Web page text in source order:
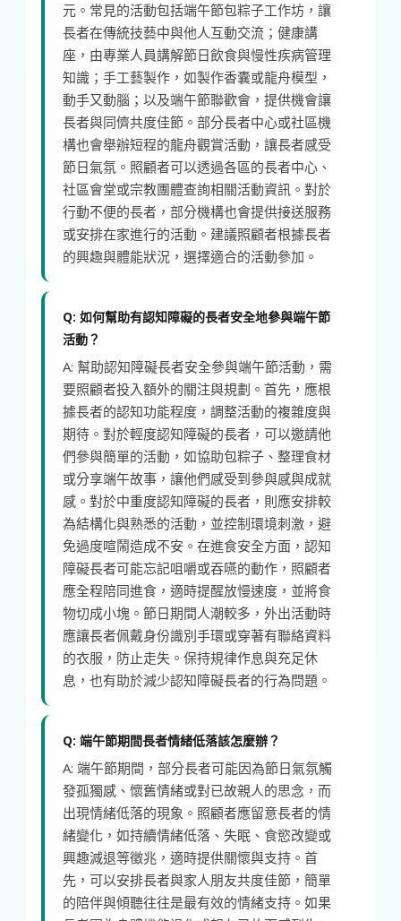
元。常見的活動包括端午節包粽子工作坊，讓
長者在傳統技藝中與他人互動交流；健康講
座，由專業人員講解節日飲食與慢性疾病管理
知識；手工藝製作，如製作香囊或龍舟模型，
動手又動腦；以及端午節聯歡會，提供機會讓
長者與同儕共度佳節。部分長者中心或社區機
構也會舉辦短程的龍舟觀賞活動，讓長者感受
節日氣氛。照顧者可以透過各區的長者中心、
社區會堂或宗教團體查詢相關活動資訊。對於
行動不便的長者，部分機構也會提供接送服務
或安排在家進行的活動。建議照顧者根據長者
的興趣與體能狀況，選擇適合的活動參加。
Q: 如何幫助有認知障礙的長者安全地參與端午節
活動？
A: 幫助認知障礙長者安全參與端午節活動，需
要照顧者投入額外的關注與規劃。首先，應根
據長者的認知功能程度，調整活動的複雜度與
期待。對於輕度認知障礙的長者，可以邀請他
們參與簡單的活動，如協助包粽子、整理食材
或分享端午故事，讓他們感受到參與感與成就
感。對於中重度認知障礙的長者，則應安排較
為結構化與熟悉的活動，並控制環境刺激，避
免過度喧鬧造成不安。在進食安全方面，認知
障礙長者可能忘記咀嚼或吞嚥的動作，照顧者
應全程陪同進食，適時提醒放慢速度，並將食
物切成小塊。節日期間人潮較多，外出活動時
應讓長者佩戴身份識別手環或穿著有聯絡資料
的衣服，防止走失。保持規律作息與充足休
息，也有助於減少認知障礙長者的行為問題。
Q: 端午節期間長者情緒低落該怎麼辦？
A: 端午節期間，部分長者可能因為節日氣氛觸
發孤獨感、懷舊情緒或對已故親人的思念，而
出現情緒低落的現象。照顧者應留意長者的情
緒變化，如持續情緒低落、失眠、食慾改變或
興趣減退等徵兆，適時提供關懷與支持。首
先，可以安排長者與家人朋友共度佳節，簡單
的陪伴與傾聽往往是最有效的情緒支持。如果